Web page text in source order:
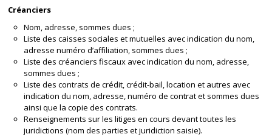
Créanciers
Nom, adresse, sommes dues ;
Liste des caisses sociales et mutuelles avec indication du nom,
adresse numéro d’affiliation, sommes dues ;
Liste des créanciers fiscaux avec indication du nom, adresse,
sommes dues ;
Liste des contrats de crédit, crédit-bail, location et autres avec
indication du nom, adresse, numéro de contrat et sommes dues
ainsi que la copie des contrats.
Renseignements sur les litiges en cours devant toutes les
juridictions (nom des parties et juridiction saisie).